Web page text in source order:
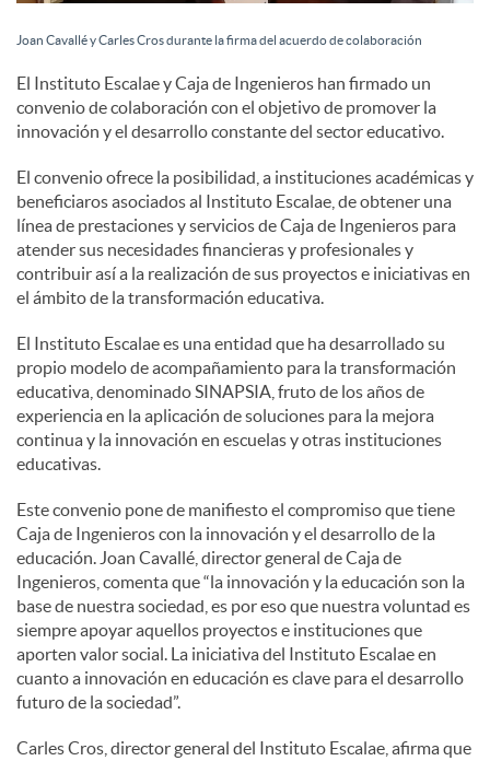
Joan Cavallé y Carles Cros durante la firma del acuerdo de colaboración
El Instituto Escalae y Caja de Ingenieros han firmado un
convenio de colaboración con el objetivo de promover la
innovación y el desarrollo constante del sector educativo.
El convenio ofrece la posibilidad, a instituciones académicas y
beneficiaros asociados al Instituto Escalae, de obtener una
línea de prestaciones y servicios de Caja de Ingenieros para
atender sus necesidades financieras y profesionales y
contribuir así a la realización de sus proyectos e iniciativas en
el ámbito de la transformación educativa.
El Instituto Escalae es una entidad que ha desarrollado su
propio modelo de acompañamiento para la transformación
educativa, denominado SINAPSIA, fruto de los años de
experiencia en la aplicación de soluciones para la mejora
continua y la innovación en escuelas y otras instituciones
educativas.
Este convenio pone de manifiesto el compromiso que tiene
Caja de Ingenieros con la innovación y el desarrollo de la
educación. Joan Cavallé, director general de Caja de
Ingenieros, comenta que “la innovación y la educación son la
base de nuestra sociedad, es por eso que nuestra voluntad es
siempre apoyar aquellos proyectos e instituciones que
aporten valor social. La iniciativa del Instituto Escalae en
cuanto a innovación en educación es clave para el desarrollo
futuro de la sociedad”.
Carles Cros, director general del Instituto Escalae, afirma que